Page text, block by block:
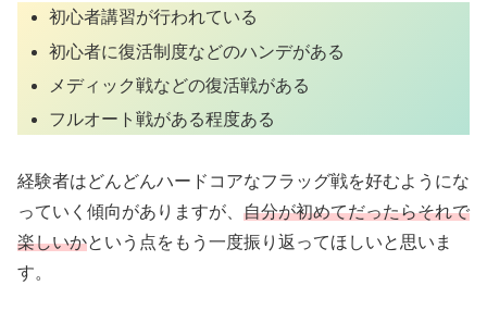
初心者講習が行われている
初心者に復活制度などのハンデがある
メディック戦などの復活戦がある
フルオート戦がある程度ある
経験者はどんどんハードコアなフラッグ戦を好むようにな
っていく傾向がありますが、 自分が初めてだったらそれで
楽しいかという点をもう一度振り返ってほしいと思いま
す。